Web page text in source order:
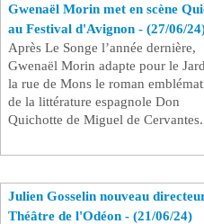
Gwenaël Morin met en scène
au Festival d'Avignon - (27/06/
Après Le Songe l’année dernière,
Gwenaël Morin adapte pour le
la rue de Mons le roman
de la littérature espagnole Don
Quichotte de Miguel de
Julien Gosselin nouveau
Théâtre de l'Odéon - (21/06/24)